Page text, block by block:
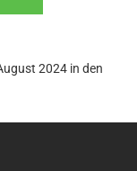
2024 in den